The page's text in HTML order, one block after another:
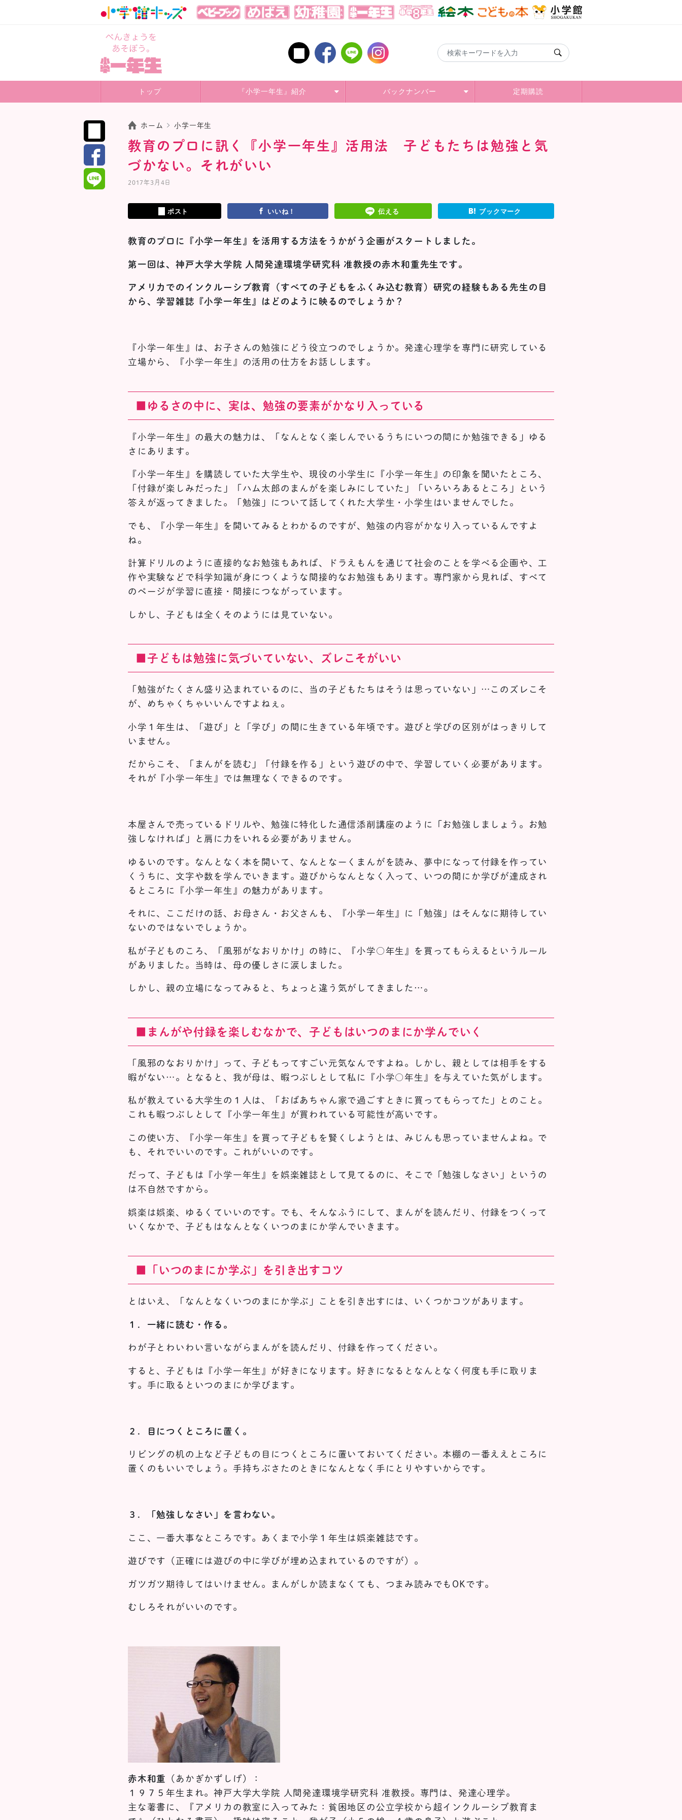
トップ 『小学一年生』紹介 バックナンバー 定期購読
ホーム 小学一年生
教育のプロに訊く『小学一年生』活用法 子どもたちは勉強と気
づかない。それがいい
2017年3月4日
ポスト いいね！ 伝える ブックマーク
教育のプロに『小学一年生』を活用する方法をうかがう企画がスタートしました。
第一回は、神戸大学大学院 人間発達環境学研究科 准教授の赤木和重先生です。
アメリカでのインクルーシブ教育（すべての子どもをふくみ込む教育）研究の経験もある先生の目
から、学習雑誌『小学一年生』はどのように映るのでしょうか？
『小学一年生』は、お子さんの勉強にどう役立つのでしょうか。発達心理学を専門に研究している
立場から、『小学一年生』の活用の仕方をお話しします。
■ゆるさの中に、実は、勉強の要素がかなり入っている
『小学一年生』の最大の魅力は、「なんとなく楽しんでいるうちにいつの間にか勉強できる」ゆる
さにあります。
『小学一年生』を購読していた大学生や、現役の小学生に『小学一年生』の印象を聞いたところ、
「付録が楽しみだった」「ハム太郎のまんがを楽しみにしていた」「いろいろあるところ」という
答えが返ってきました。「勉強」について話してくれた大学生・小学生はいませんでした。
でも、『小学一年生』を開いてみるとわかるのですが、勉強の内容がかなり入っているんですよ
ね。
計算ドリルのように直接的なお勉強もあれば、ドラえもんを通じて社会のことを学べる企画や、工
作や実験などで科学知識が身につくような間接的なお勉強もあります。専門家から見れば、すべて
のページが学習に直接・間接につながっています。
しかし、子どもは全くそのようには見ていない。
■子どもは勉強に気づいていない、ズレこそがいい
「勉強がたくさん盛り込まれているのに、当の子どもたちはそうは思っていない」…このズレこそ
が、めちゃくちゃいいんですよねぇ。
小学１年生は、「遊び」と「学び」の間に生きている年頃です。遊びと学びの区別がはっきりして
いません。
だからこそ、「まんがを読む」「付録を作る」という遊びの中で、学習していく必要があります。
それが『小学一年生』では無理なくできるのです。
本屋さんで売っているドリルや、勉強に特化した通信添削講座のように「お勉強しましょう。お勉
強しなければ」と肩に力をいれる必要がありません。
ゆるいのです。なんとなく本を開いて、なんとなーくまんがを読み、夢中になって付録を作ってい
くうちに、文字や数を学んでいきます。遊びからなんとなく入って、いつの間にか学びが達成され
るところに『小学一年生』の魅力があります。
それに、ここだけの話、お母さん・お父さんも、『小学一年生』に「勉強」はそんなに期待してい
ないのではないでしょうか。
私が子どものころ、「風邪がなおりかけ」の時に、『小学○年生』を買ってもらえるというルール
がありました。当時は、母の優しさに涙しました。
しかし、親の立場になってみると、ちょっと違う気がしてきました…。
■まんがや付録を楽しむなかで、子どもはいつのまにか学んでいく
「風邪のなおりかけ」って、子どもってすごい元気なんですよね。しかし、親としては相手をする
暇がない…。となると、我が母は、暇つぶしとして私に『小学○年生』を与えていた気がします。
私が教えている大学生の１人は、「おばあちゃん家で過ごすときに買ってもらってた」とのこと。
これも暇つぶしとして『小学一年生』が買われている可能性が高いです。
この使い方、『小学一年生』を買って子どもを賢くしようとは、みじんも思っていませんよね。で
も、それでいいのです。これがいいのです。
だって、子どもは『小学一年生』を娯楽雑誌として見てるのに、そこで「勉強しなさい」というの
は不自然ですから。
娯楽は娯楽、ゆるくていいのです。でも、そんなふうにして、まんがを読んだり、付録をつくって
いくなかで、子どもはなんとなくいつのまにか学んでいきます。
■「いつのまにか学ぶ」を引き出すコツ
とはいえ、「なんとなくいつのまにか学ぶ」ことを引き出すには、いくつかコツがあります。
１．一緒に読む・作る。
わが子とわいわい言いながらまんがを読んだり、付録を作ってください。
すると、子どもは『小学一年生』が好きになります。好きになるとなんとなく何度も手に取りま
す。手に取るといつのまにか学びます。
２．目につくところに置く。
リビングの机の上など子どもの目につくところに置いておいてください。本棚の一番ええところに
置くのもいいでしょう。手持ちぶさたのときになんとなく手にとりやすいからです。
３．「勉強しなさい」を言わない。
ここ、一番大事なところです。あくまで小学１年生は娯楽雑誌です。
遊びです（正確には遊びの中に学びが埋め込まれているのですが）。
ガツガツ期待してはいけません。まんがしか読まなくても、つまみ読みでもOKです。
むしろそれがいいのです。
赤木和重
（あかぎかずしげ）：
１９７５年生まれ。神戸大学大学院 人間発達環境学研究科 准教授。専門は、発達心理学。
主な著書に、『アメリカの教室に入ってみた：貧困地区の公立学校から超インクルーシブ教育ま